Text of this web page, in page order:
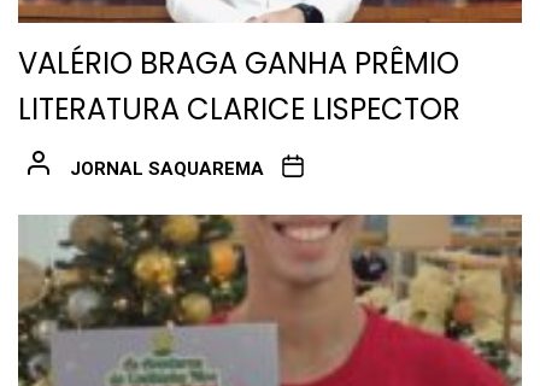
VALÉRIO BRAGA GANHA PRÊMIO
LITERATURA CLARICE LISPECTOR
JORNAL SAQUAREMA